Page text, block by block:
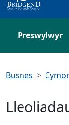
Preswylwyr
Busnes